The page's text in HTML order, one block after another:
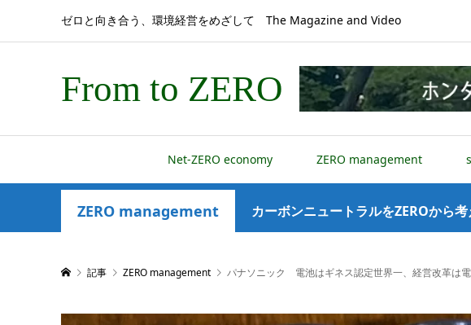
ゼロと向き合う、環境経営をめざして The Magazine and Video
From to ZERO
Net-ZERO economy ZERO management
ZERO management カーボンニュートラルをZEROから考
記事 ZERO management パナソニック 電池はギネス認定世界一、経営改革は